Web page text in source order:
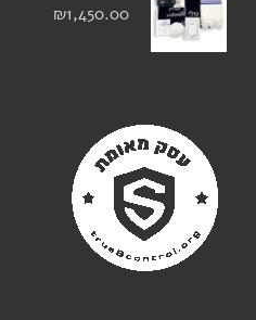
₪1,450.00